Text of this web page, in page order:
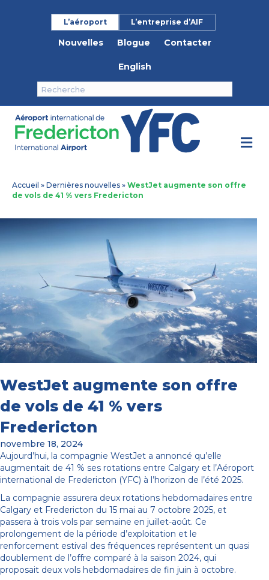
L’aéroport L’entreprise d’AIF
Nouvelles Blogue Contacter
English
Accueil » Dernières nouvelles » WestJet augmente son offre
de vols de 41 % vers Fredericton
WestJet augmente son offre
de vols de 41 % vers
Fredericton
novembre 18, 2024
Aujourd’hui, la compagnie WestJet a annoncé qu’elle
augmentait de 41 % ses rotations entre Calgary et l’Aéroport
international de Fredericton (YFC) à l’horizon de l’été 2025.
La compagnie assurera deux rotations hebdomadaires entre
Calgary et Fredericton du 15 mai au 7 octobre 2025, et
passera à trois vols par semaine en juillet-août. Ce
prolongement de la période d’exploitation et le
renforcement estival des fréquences représentent un quasi
doublement de l’offre comparé à la saison 2024, qui
proposait deux vols hebdomadaires de fin juin à octobre.